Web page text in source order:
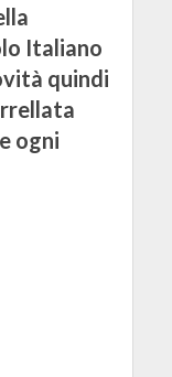
Italiano
quindi
ogni